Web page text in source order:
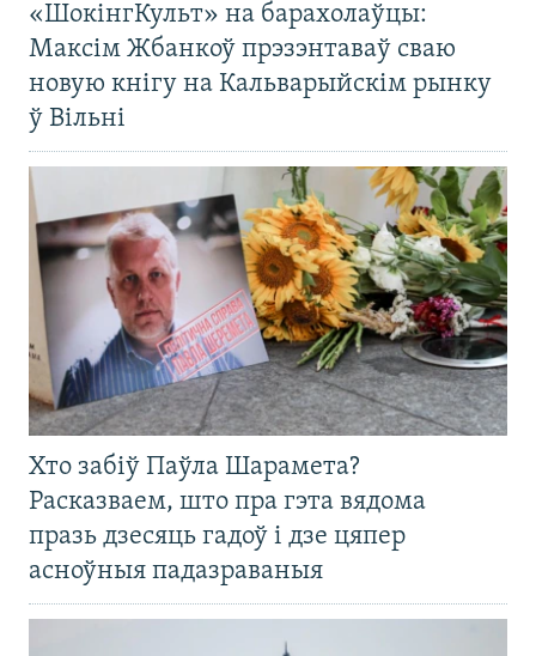
«ШокінгКульт» на барахолаўцы:
Максім Жбанкоў прэзэнтаваў сваю
новую кнігу на Кальварыйскім рынку
ў Вільні
Хто забіў Паўла Шарамета?
Расказваем, што пра гэта вядома
празь дзесяць гадоў і дзе цяпер
асноўныя падазраваныя